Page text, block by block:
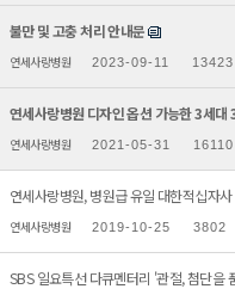
불만 및 고충 처리 안내문
연세사랑병원 2023-09-11 13423
연세사랑병원 디자인 옵션 가능한 3세대
연세사랑병원 2021-05-31 16110
연세사랑병원, 병원급 유일 대한적십자
연세사랑병원 2019-10-25 3802
SBS 일요특선 다큐멘터리 '관절, 첨단을